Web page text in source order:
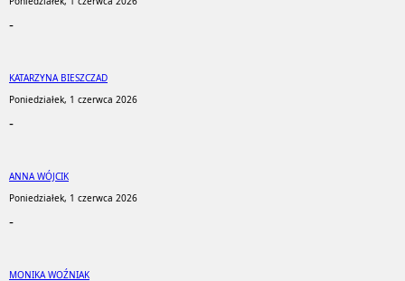
-
KATARZYNA BIESZCZAD
Poniedziałek, 1 czerwca 2026
-
ANNA WÓJCIK
Poniedziałek, 1 czerwca 2026
-
MONIKA WOŹNIAK